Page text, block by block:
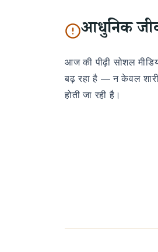
आधुनिक
आज की पीढ़ी सोशल
बढ़ रहा है — न केवल
होती जा रही है।